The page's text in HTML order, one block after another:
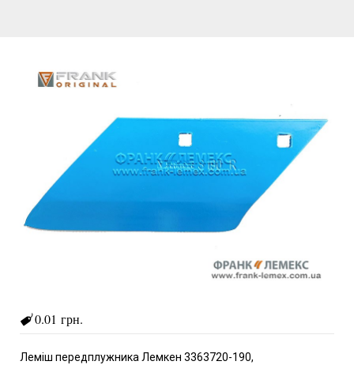
0.01 грн.
Леміш передплужника Лемкен 3363720-190,